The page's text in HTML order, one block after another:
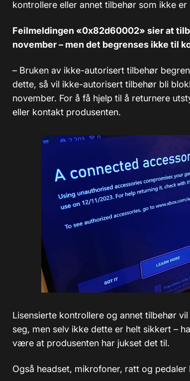
kontrollere eller annet tilbehør som ikke
Feilmeldingen «0x82d60002» sier at
november – men det begrenses ikke til
– Bruken av ikke-autorisert tilbehør
dette, så vil ikke-autorisert tilbehør bli
november. For å få hjelp til å returnere
eller kontakt produsenten.
Lisensierte kontrollere og annet tilbehør
seg, men selv ikke dette er helt sikkert –
være at produsenten har jukset det til.
Også headset, mikrofoner, ratt og